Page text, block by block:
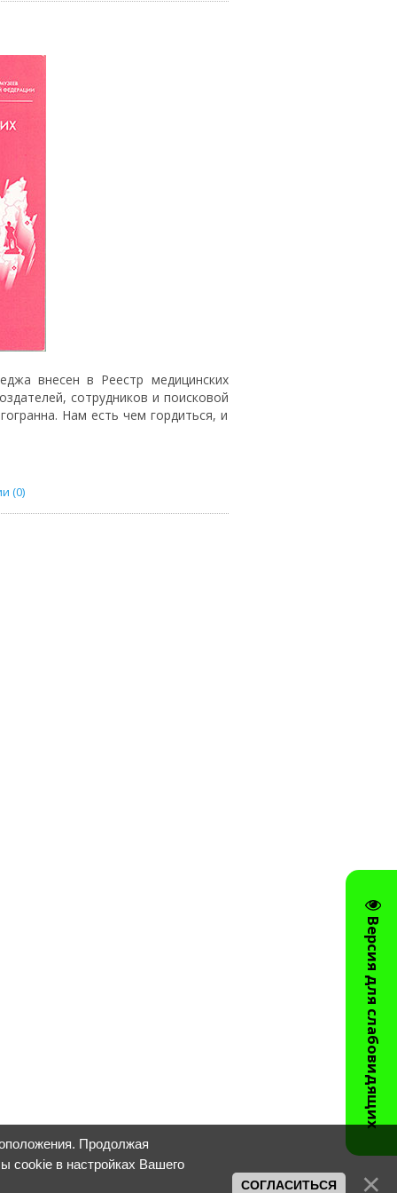
Версия для слабовидящих
внесен в Реестр медицинских
сотрудников и поисковой
Нам есть чем гордиться, и
(0)
Продолжая
cookie в настройках Вашего
СОГЛАСИТЬСЯ